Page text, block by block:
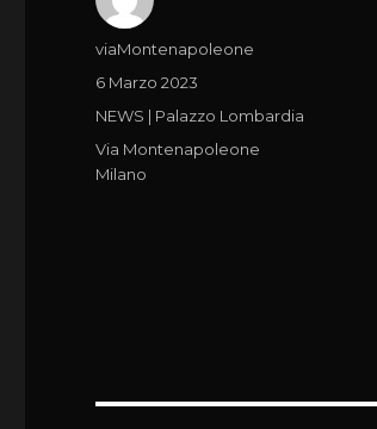
Autore
viaMontenapoleone
Pubblicato
6 Marzo 2023
Categorie
NEWS | Palazzo Lombardia
Tag
Via Montenapoleone
Milano